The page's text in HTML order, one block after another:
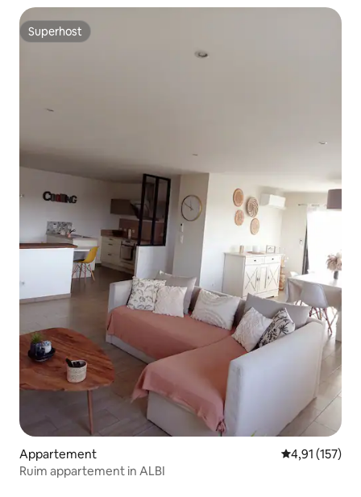
Superhost
Superhost
Appartement Gemiddelde
4,91 (157)
Ruim appartement in ALBI